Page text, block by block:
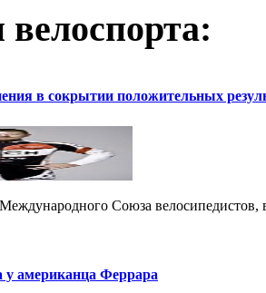
в сокрытии положительных
Союза
у американца Феррара